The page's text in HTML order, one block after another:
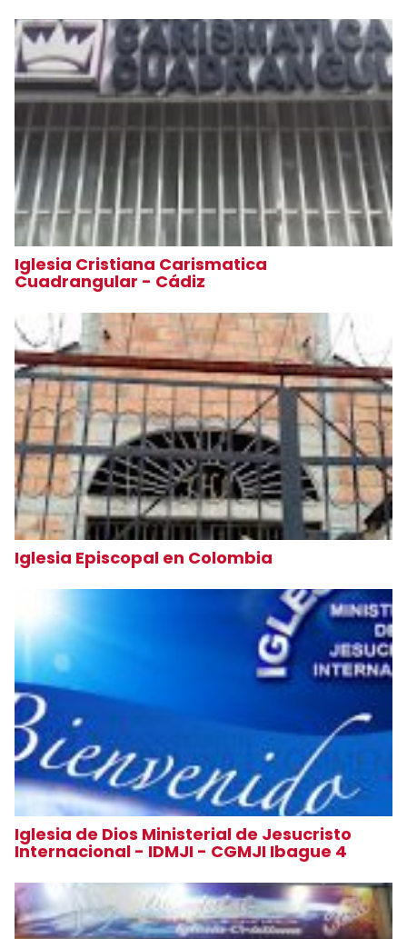
Iglesia Cristiana Carismatica
Cuadrangular - Cádiz
Iglesia Episcopal en Colombia
Iglesia de Dios Ministerial de Jesucristo
Internacional - IDMJI - CGMJI Ibague 4